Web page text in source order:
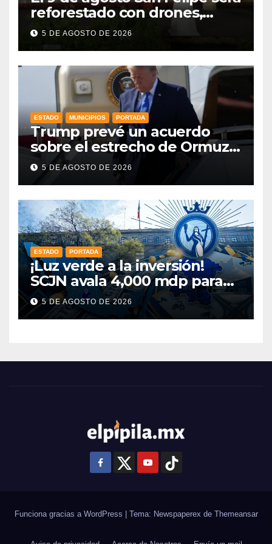
reforestado con drones,
como parte de la Jornada
Nacional a la que se suma
5 DE AGOSTO DE 2026
ESTADO MUNICIPIOS PORTADA
Trump prevé un acuerdo
sobre el estrecho de Ormuz
esta misma semana
5 DE AGOSTO DE 2026
ESTADO PORTADA
¡Luz verde a la inversión!
SCJN avala 4,000 mdp para
Guanajuato: ¿en qué se usará
este dinero?
5 DE AGOSTO DE 2026
Funciona gracias a WordPress Tema: Newspaperex de Themeansar